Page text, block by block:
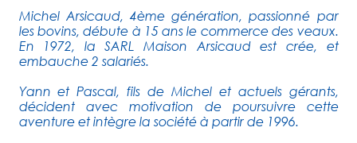
Michel Arsicaud, 4ème génération, passionné par
les bovins, débute à 15 ans le commerce des veaux.
En 1972, la SARL Maison Arsicaud est crée, et
embauche 2 salariés.
Yann et Pascal, fils de Michel et actuels gérants,
décident avec motivation de poursuivre cette
aventure et intègre la société à partir de 1996.